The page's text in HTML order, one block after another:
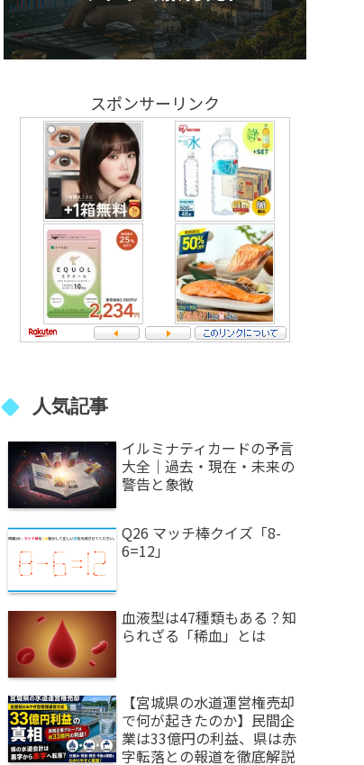
スポンサーリンク
人気記事
イルミナティカードの予言
大全｜過去・現在・未来の
警告と象徴
Q26 マッチ棒クイズ「8-
6=12」
血液型は47種類もある？知
られざる「稀血」とは
【宮城県の水道運営権売却
で何が起きたのか】民間企
業は33億円の利益、県は赤
字転落との報道を徹底解説